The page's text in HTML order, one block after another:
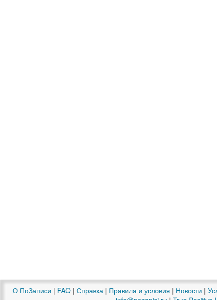
О ПоЗаписи | FAQ | Справка | Правила и условия | Новости |